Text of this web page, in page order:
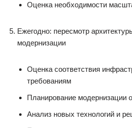
Оценка необходимости
Ежегодно: пересмотр
модернизации
Оценка соответствия
требованиям
Планирование модернизации
Анализ новых технологий и